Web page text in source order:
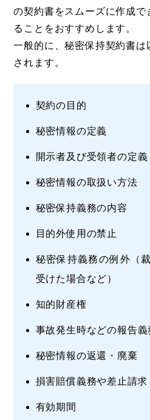
の契約書をスムーズに作成
ることをおすすめします。
一般的に、秘密保持契約書
されます。
契約の目的
秘密情報の定義
開示者及び受領者の定義
秘密情報の取扱い方法
秘密保持義務の内容
目的外使用の禁止
秘密保持義務の例外（
受けた場合など）
知的財産権
事故発生時などの報告義
秘密情報の返還・廃棄
損害賠償義務や差止請求
有効期間